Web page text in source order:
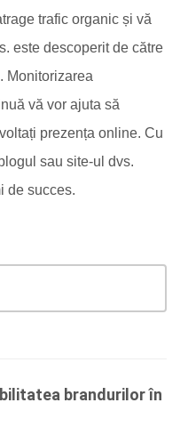
trafic organic și vă
este descoperit de către
Monitorizarea
vă vor ajuta să
prezența online. Cu
sau site-ul dvs.
de succes.
brandurilor în